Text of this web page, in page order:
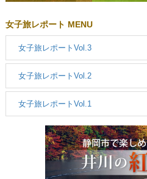
女子旅レポート MENU
女子旅レポートVol.3
女子旅レポートVol.2
女子旅レポートVol.1